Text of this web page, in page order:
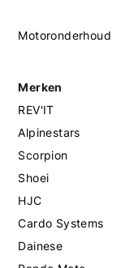
Motoronderhoud
Merken
REV'IT
Alpinestars
Scorpion
Shoei
HJC
Cardo Systems
Dainese